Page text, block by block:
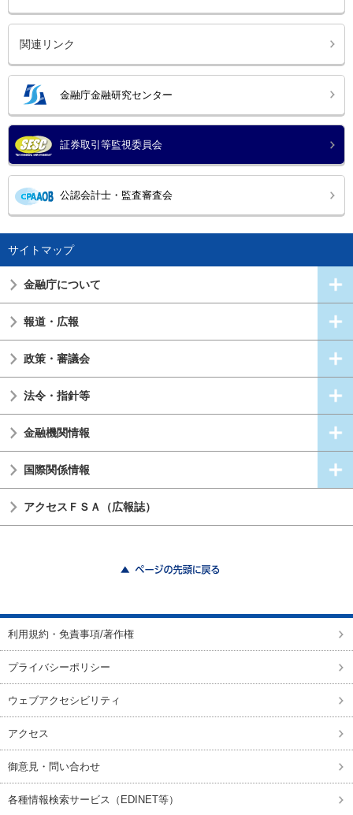
関連リンク
金融庁金融研究センター
証券取引等監視委員会
公認会計士・監査審査会
サイトマップ
金融庁について
報道・広報
政策・審議会
法令・指針等
金融機関情報
国際関係情報
アクセスＦＳＡ（広報誌）
利用規約・免責事項/著作権
プライバシーポリシー
ウェブアクセシビリティ
アクセス
御意見・問い合わせ
各種情報検索サービス（EDINET等）